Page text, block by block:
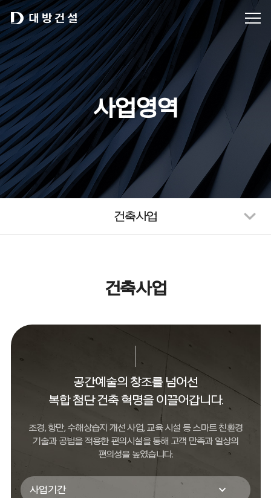
사업영역
건축사업
건축사업
공간예술의 창조를 넘어선
복합 첨단 건축 혁명을 이끌어갑니다.
조경, 항만, 수해상습지 개선 사업, 교육 시설 등 스마트 친환경
기술과공법을 적용한 편의시설을 통해 고객 만족과 일상의
편의성을 높였습니다.